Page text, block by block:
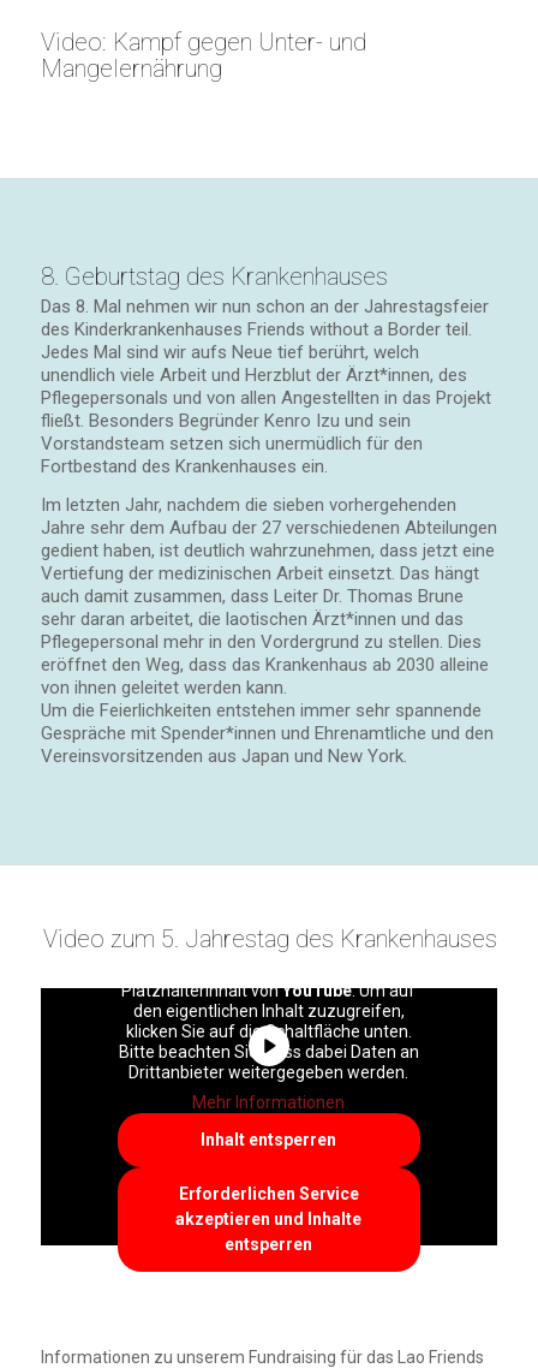
Video: Kampf gegen Unter- und
Mangelernährung
8. Geburtstag des Krankenhauses
Das 8. Mal nehmen wir nun schon an der Jahrestagsfeier
des Kinderkrankenhauses Friends without a Border teil.
Jedes Mal sind wir aufs Neue tief berührt, welch
unendlich viele Arbeit und Herzblut der Ärzt*innen, des
Pflegepersonals und von allen Angestellten in das Projekt
fließt. Besonders Begründer Kenro Izu und sein
Vorstandsteam setzen sich unermüdlich für den
Fortbestand des Krankenhauses ein.
Im letzten Jahr, nachdem die sieben vorhergehenden
Jahre sehr dem Aufbau der 27 verschiedenen Abteilungen
gedient haben, ist deutlich wahrzunehmen, dass jetzt eine
Vertiefung der medizinischen Arbeit einsetzt. Das hängt
auch damit zusammen, dass Leiter Dr. Thomas Brune
sehr daran arbeitet, die laotischen Ärzt*innen und das
Pflegepersonal mehr in den Vordergrund zu stellen. Dies
eröffnet den Weg, dass das Krankenhaus ab 2030 alleine
von ihnen geleitet werden kann.
Um die Feierlichkeiten entstehen immer sehr spannende
Gespräche mit Spender*innen und Ehrenamtliche und den
Vereinsvorsitzenden aus Japan und New York.
Video zum 5. Jahrestag des Krankenhauses
Platzhalterinhalt vonYouTube. Um auf
den eigentlichen Inhalt zuzugreifen,
klicken Sie auf die Schaltfläche unten.
Bitte beachten Sie, dass dabei Daten an
Drittanbieter weitergegeben werden.
Mehr Informationen
Inhalt entsperren
Erforderlichen Service
akzeptieren und Inhalte
entsperren
Informationen zu unserem Fundraising für das Lao Friends